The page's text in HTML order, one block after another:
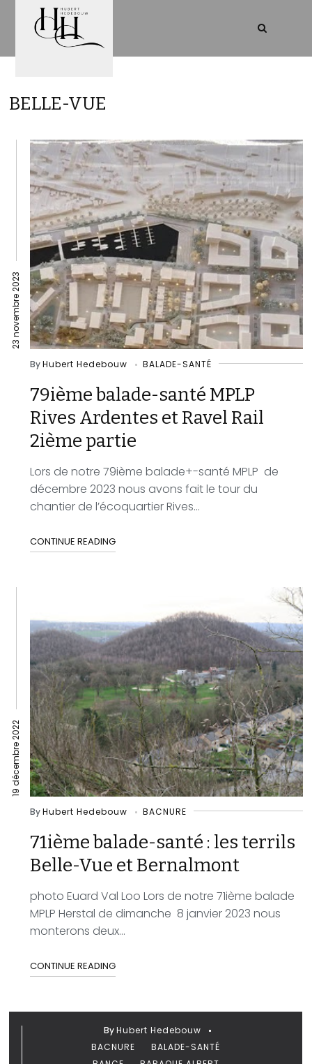
BELLE-VUE
23 novembre 2023
ByHubert Hedebouw BALADE-SANTÉ
79ième balade-santé MPLP
Rives Ardentes et Ravel Rail
2ième partie
Lors de notre 79ième balade+-santé MPLP de
décembre 2023 nous avons fait le tour du
chantier de l’écoquartier Rives...
CONTINUE READING
19 décembre 2022
ByHubert Hedebouw BACNURE
71ième balade-santé : les terrils
Belle-Vue et Bernalmont
photo Euard Val Loo Lors de notre 71ième balade
MPLP Herstal de dimanche 8 janvier 2023 nous
monterons deux...
CONTINUE READING
ByHubert Hedebouw
BACNURE
BALADE-SANTÉ